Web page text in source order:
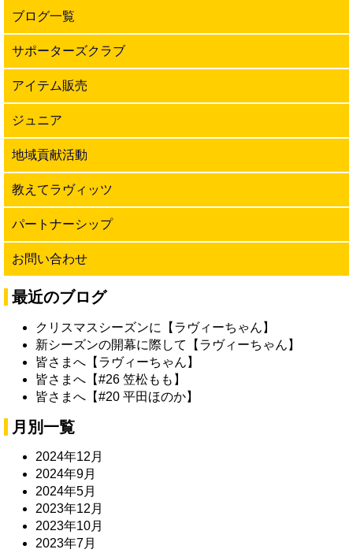
ブログ一覧
サポーターズクラブ
アイテム販売
ジュニア
地域貢献活動
教えてラヴィッツ
パートナーシップ
お問い合わせ
最近のブログ
クリスマスシーズンに【ラヴィーちゃん】
新シーズンの開幕に際して【ラヴィーちゃん】
皆さまへ【ラヴィーちゃん】
皆さまへ【#26 笠松もも】
皆さまへ【#20 平田ほのか】
月別一覧
2024年12月
2024年9月
2024年5月
2023年12月
2023年10月
2023年7月